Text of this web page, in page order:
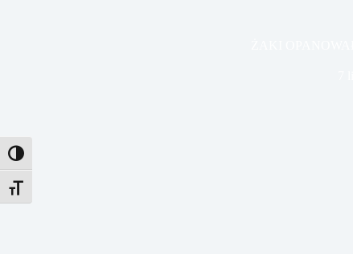
Toggle High Contrast
Toggle Font size